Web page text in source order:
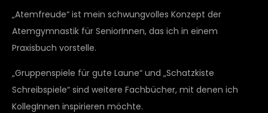
„Atemfreude“ ist mein schwungvolles Konzept der
Atemgymnastik für SeniorInnen, das ich in einem
Praxisbuch vorstelle.
„Gruppenspiele für gute Laune“ und „Schatzkiste
Schreibspiele“ sind weitere Fachbücher, mit denen ich
KollegInnen inspirieren möchte.